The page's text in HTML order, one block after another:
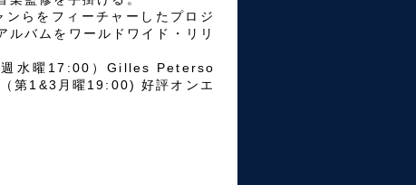
らをフィーチャーしたプロジ
バムをワールドワイド・リリ
水曜17:00）Gilles Peterso
第1&3月曜19:00) 好評オンエ